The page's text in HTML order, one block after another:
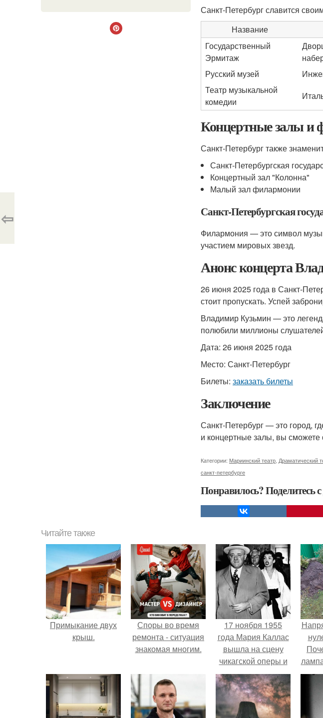
Санкт-Петербург славится
Название
Государственный
Эрмитаж
Русский музей
Театр музыкальной
комедии
Концертные залы и
Санкт-Петербург также
Санкт-Петербургская
Концертный зал "Колонна"
Малый зал филармонии
Санкт-Петербургская
Филармония — это символ
участием мировых звезд.
Анонс концерта
26 июня 2025 года в Санкт-
стоит пропускать. Успей
Владимир Кузьмин — это
полюбили миллионы
Дата: 26 июня 2025 года
Место: Санкт-Петербург
Билеты: заказать билеты
Заключение
Санкт-Петербург — это город,
и концертные залы, вы сможете
Категории: Мариинский театр Драматический
санкт-петербурге
Понравилось? Поделитесь
⇦
Читайте также
Примыкание двух
крыш.
Споры во время
ремонта - ситуация
знакомая многим.
17 ноября 1955
года Мария Каллас
вышла на сцену
чикагской оперы и
сорвала овации.